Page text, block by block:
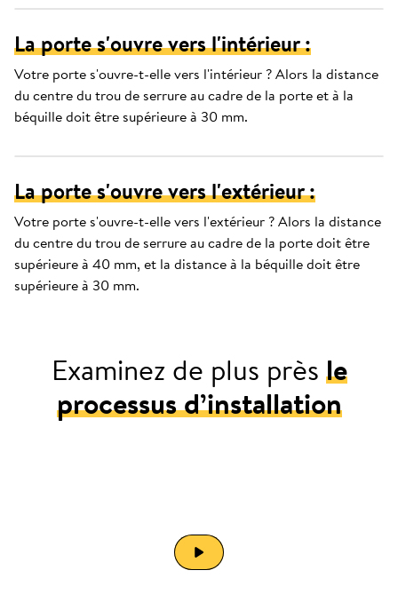
La porte s'ouvre vers l'intérieur :
Votre porte s'ouvre-t-elle vers l'intérieur ? Alors la distance
du centre du trou de serrure au cadre de la porte et à la
béquille doit être supérieure à 30 mm.
La porte s'ouvre vers l'extérieur :
Votre porte s'ouvre-t-elle vers l'extérieur ? Alors la distance
du centre du trou de serrure au cadre de la porte doit être
supérieure à 40 mm, et la distance à la béquille doit être
supérieure à 30 mm.
Examinez de plus prèsle
processus d’installation